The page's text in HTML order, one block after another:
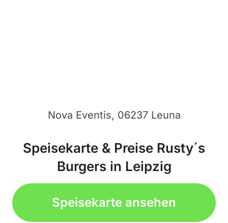
Nova Eventis, 06237 Leuna
Speisekarte & Preise Rusty´s
Burgers in Leipzig
Speisekarte ansehen